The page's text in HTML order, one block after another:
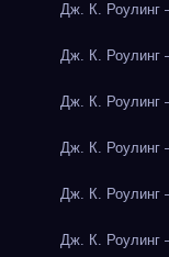
Дж. К. Роулинг
Дж. К. Роулинг
Дж. К. Роулинг
Дж. К. Роулинг
Дж. К. Роулинг
Дж. К. Роулинг